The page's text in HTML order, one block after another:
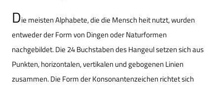
Die meisten Alphabete, die die Mensch heit nutzt, wurden
entweder der Form von Dingen oder Naturformen
nachgebildet. Die 24 Buchstaben des Hangeul setzen sich aus
Punkten, horizontalen, vertikalen und gebogenen Linien
zusammen. Die Form der Konsonantenzeichen richtet sich